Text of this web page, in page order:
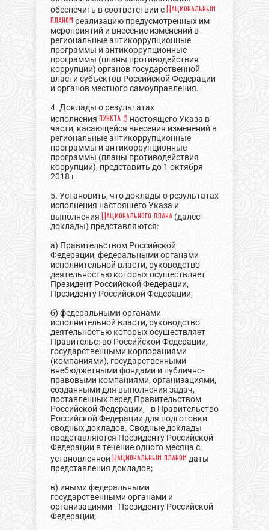
обеспечить в соответствии сНациональным
планом реализацию предусмотренных им
мероприятий и внесение изменений в
региональные антикоррупционные
программы и антикоррупционные
программы (планы противодействия
коррупции) органов государственной
власти субъектов Российской Федерации
и органов местного самоуправления.
4. Доклады о результатах
исполнения пункта 3 настоящего Указа в
части, касающейся внесения изменений в
региональные антикоррупционные
программы и антикоррупционные
программы (планы противодействия
коррупции), представить до 1 октября
2018 г.
5. Установить, что доклады о результатах
исполнения настоящего Указа и
выполнения Национального плана(далее -
доклады) представляются:
а) Правительством Российской
Федерации, федеральными органами
исполнительной власти, руководство
деятельностью которых осуществляет
Президент Российской Федерации,
Президенту Российской Федерации;
б) федеральными органами
исполнительной власти, руководство
деятельностью которых осуществляет
Правительство Российской Федерации,
государственными корпорациями
(компаниями), государственными
внебюджетными фондами и публично-
правовыми компаниями, организациями,
созданными для выполнения задач,
поставленных перед Правительством
Российской Федерации, - в Правительство
Российской Федерации для подготовки
сводных докладов. Сводные доклады
представляются Президенту Российской
Федерации в течение одного месяца с
установленной Национальным планом даты
представления докладов;
в) иными федеральными
государственными органами и
организациями - Президенту Российской
Федерации;